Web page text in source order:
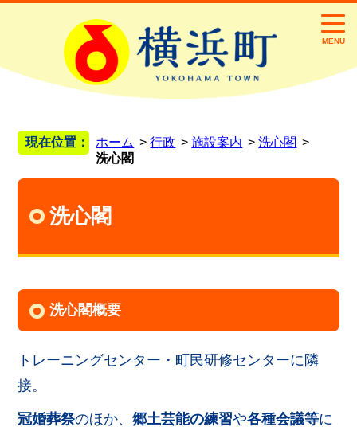
MENU
現在位置： ホーム 行政 施設案内
洗心閣
洗心閣
洗心閣
洗心閣概要
トレーニングセンター・町民研修センターに隣
接。
冠婚葬祭のほか、郷土芸能の練習や各種会議等に